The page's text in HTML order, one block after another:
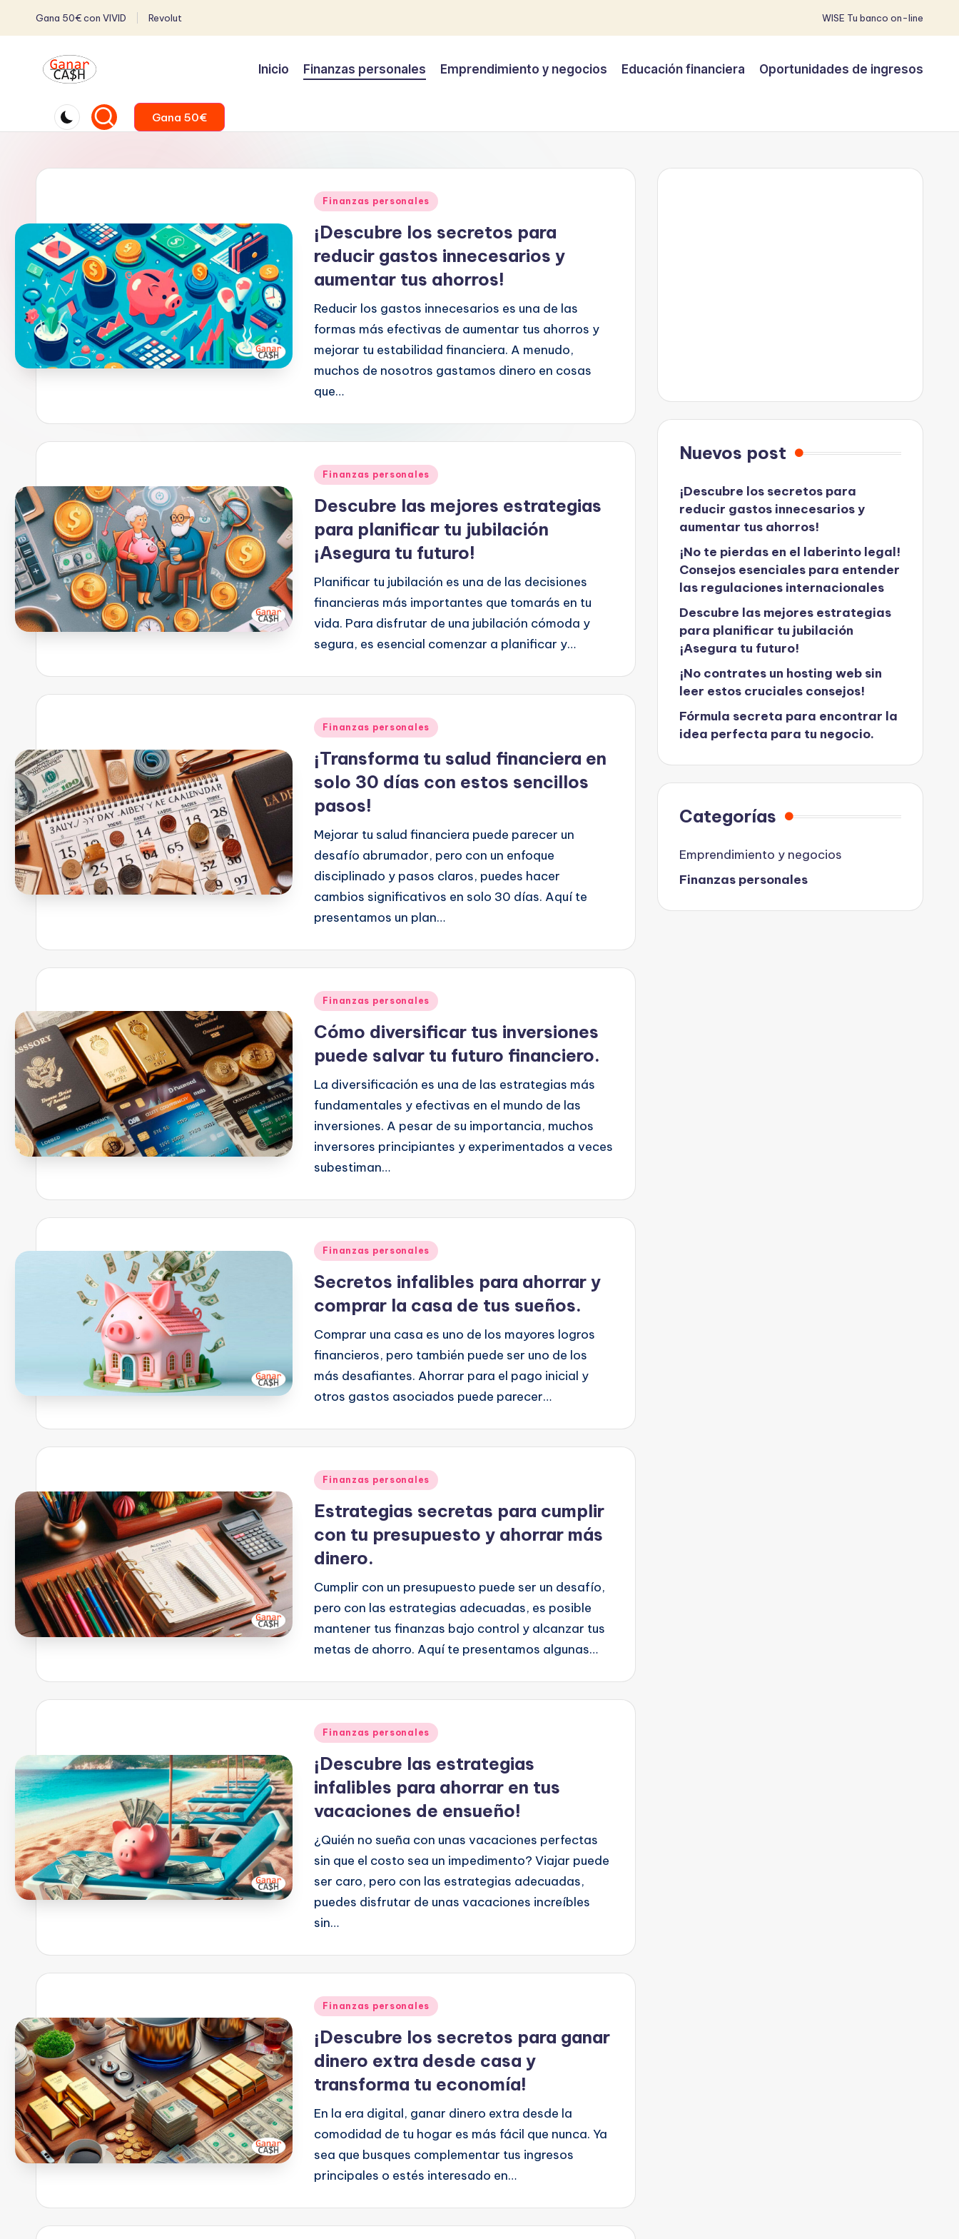
Gana 50€ con VIVID Revolut WISE Tu banco on-line
Inicio Finanzas personales Emprendimiento y negocios Educación financiera Oportunidades de ingresos
Gana 50€
Publicado
Finanzas personales
¡Descubre los secretos para
reducir gastos innecesarios y
aumentar tus ahorros!
Reducir los gastos innecesarios es una de las
formas más efectivas de aumentar tus ahorros y
mejorar tu estabilidad financiera. A menudo,
muchos de nosotros gastamos dinero en cosas
que…
Publicado
Finanzas personales
Descubre las mejores estrategias
para planificar tu jubilación
¡Asegura tu futuro!
Planificar tu jubilación es una de las decisiones
financieras más importantes que tomarás en tu
vida. Para disfrutar de una jubilación cómoda y
segura, es esencial comenzar a planificar y…
Publicado
Finanzas personales
¡Transforma tu salud financiera en
solo 30 días con estos sencillos
pasos!
Mejorar tu salud financiera puede parecer un
desafío abrumador, pero con un enfoque
disciplinado y pasos claros, puedes hacer
cambios significativos en solo 30 días. Aquí te
presentamos un plan…
Publicado
Finanzas personales
Cómo diversificar tus inversiones
puede salvar tu futuro financiero.
La diversificación es una de las estrategias más
fundamentales y efectivas en el mundo de las
inversiones. A pesar de su importancia, muchos
inversores principiantes y experimentados a veces
subestiman…
Publicado
Finanzas personales
Secretos infalibles para ahorrar y
comprar la casa de tus sueños.
Comprar una casa es uno de los mayores logros
financieros, pero también puede ser uno de los
más desafiantes. Ahorrar para el pago inicial y
otros gastos asociados puede parecer…
Publicado
Finanzas personales
Estrategias secretas para cumplir
con tu presupuesto y ahorrar más
dinero.
Cumplir con un presupuesto puede ser un desafío,
pero con las estrategias adecuadas, es posible
mantener tus finanzas bajo control y alcanzar tus
metas de ahorro. Aquí te presentamos algunas…
Publicado
Finanzas personales
¡Descubre las estrategias
infalibles para ahorrar en tus
vacaciones de ensueño!
¿Quién no sueña con unas vacaciones perfectas
sin que el costo sea un impedimento? Viajar puede
ser caro, pero con las estrategias adecuadas,
puedes disfrutar de unas vacaciones increíbles
sin…
Publicado
Finanzas personales
¡Descubre los secretos para ganar
dinero extra desde casa y
transforma tu economía!
En la era digital, ganar dinero extra desde la
comodidad de tu hogar es más fácil que nunca. Ya
sea que busques complementar tus ingresos
principales o estés interesado en…
Nuevos post
¡Descubre los secretos para
reducir gastos innecesarios y
aumentar tus ahorros!
¡No te pierdas en el laberinto legal!
Consejos esenciales para entender
las regulaciones internacionales
Descubre las mejores estrategias
para planificar tu jubilación
¡Asegura tu futuro!
¡No contrates un hosting web sin
leer estos cruciales consejos!
Fórmula secreta para encontrar la
idea perfecta para tu negocio.
Categorías
Emprendimiento y negocios
Finanzas personales